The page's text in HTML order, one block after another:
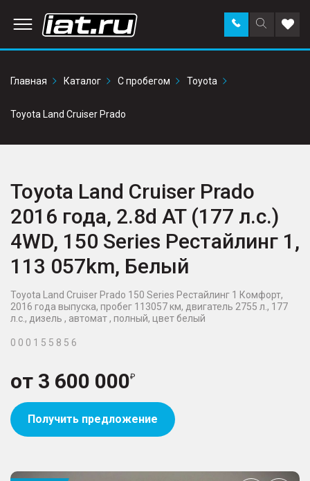
Поиск
по
Заказать
звонок в
Главная
Каталог С пробегом Toyota
Toyota Land Cruiser Prado
Toyota Land Cruiser Prado
2016 года, 2.8d AT (177 л.с.)
4WD, 150 Series Рестайлинг 1,
113 057km, Белый
Toyota Land Cruiser Prado 150 Series Рестайлинг 1 Комфорт,
2016 года выпуска, пробег 113057 км, двигатель 2755 л., 177
л.с., дизель , автомат , полный, цвет белый
0 0 0 1 5 5 8 5 6
от 3 600 000
Получить предложение